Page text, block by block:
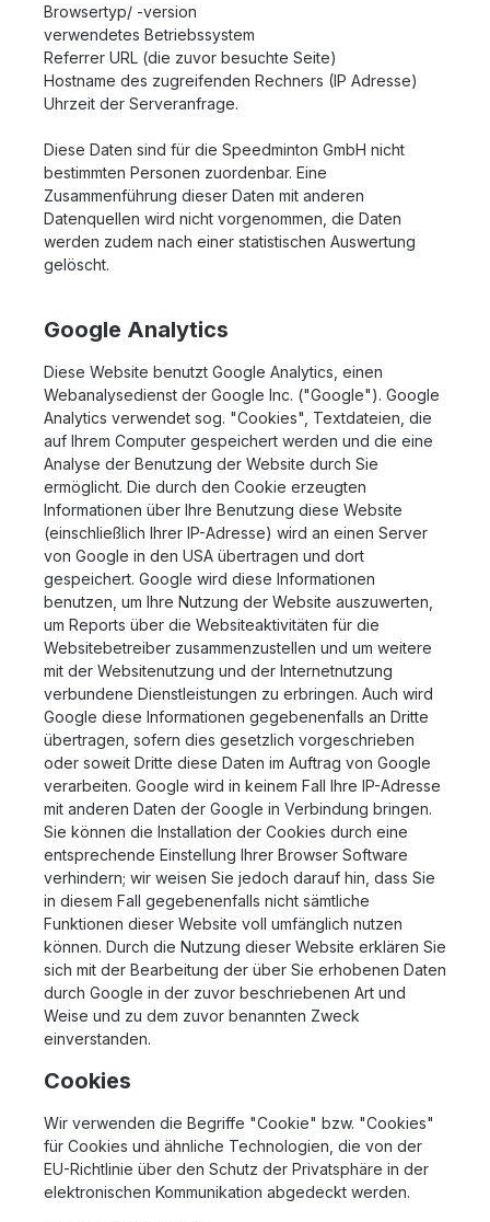
Browsertyp/ -version
verwendetes Betriebssystem
Referrer URL (die zuvor besuchte Seite)
Hostname des zugreifenden Rechners (IP Adresse)
Uhrzeit der Serveranfrage.
Diese Daten sind für die Speedminton GmbH nicht
bestimmten Personen zuordenbar. Eine
Zusammenführung dieser Daten mit anderen
Datenquellen wird nicht vorgenommen, die Daten
werden zudem nach einer statistischen Auswertung
gelöscht.
Google Analytics
Diese Website benutzt Google Analytics, einen
Webanalysedienst der Google Inc. ("Google"). Google
Analytics verwendet sog. "Cookies", Textdateien, die
auf Ihrem Computer gespeichert werden und die eine
Analyse der Benutzung der Website durch Sie
ermöglicht. Die durch den Cookie erzeugten
Informationen über Ihre Benutzung diese Website
(einschließlich Ihrer IP-Adresse) wird an einen Server
von Google in den USA übertragen und dort
gespeichert. Google wird diese Informationen
benutzen, um Ihre Nutzung der Website auszuwerten,
um Reports über die Websiteaktivitäten für die
Websitebetreiber zusammenzustellen und um weitere
mit der Websitenutzung und der Internetnutzung
verbundene Dienstleistungen zu erbringen. Auch wird
Google diese Informationen gegebenenfalls an Dritte
übertragen, sofern dies gesetzlich vorgeschrieben
oder soweit Dritte diese Daten im Auftrag von Google
verarbeiten. Google wird in keinem Fall Ihre IP-Adresse
mit anderen Daten der Google in Verbindung bringen.
Sie können die Installation der Cookies durch eine
entsprechende Einstellung Ihrer Browser Software
verhindern; wir weisen Sie jedoch darauf hin, dass Sie
in diesem Fall gegebenenfalls nicht sämtliche
Funktionen dieser Website voll umfänglich nutzen
können. Durch die Nutzung dieser Website erklären Sie
sich mit der Bearbeitung der über Sie erhobenen Daten
durch Google in der zuvor beschriebenen Art und
Weise und zu dem zuvor benannten Zweck
einverstanden.
Cookies
Wir verwenden die Begriffe "Cookie" bzw. "Cookies"
für Cookies und ähnliche Technologien, die von der
EU-Richtlinie über den Schutz der Privatsphäre in der
elektronischen Kommunikation abgedeckt werden.